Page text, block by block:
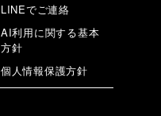
LINEでご連絡
AI利用に関する基本
方針
個人情報保護方針